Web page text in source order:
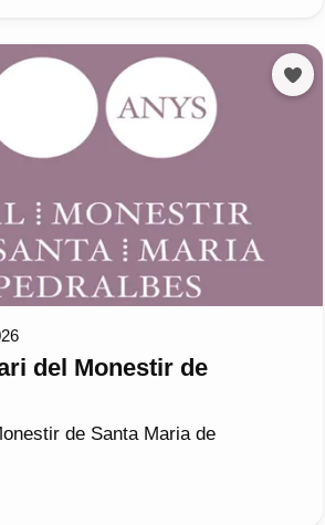
del Monestir de
de Santa Maria de